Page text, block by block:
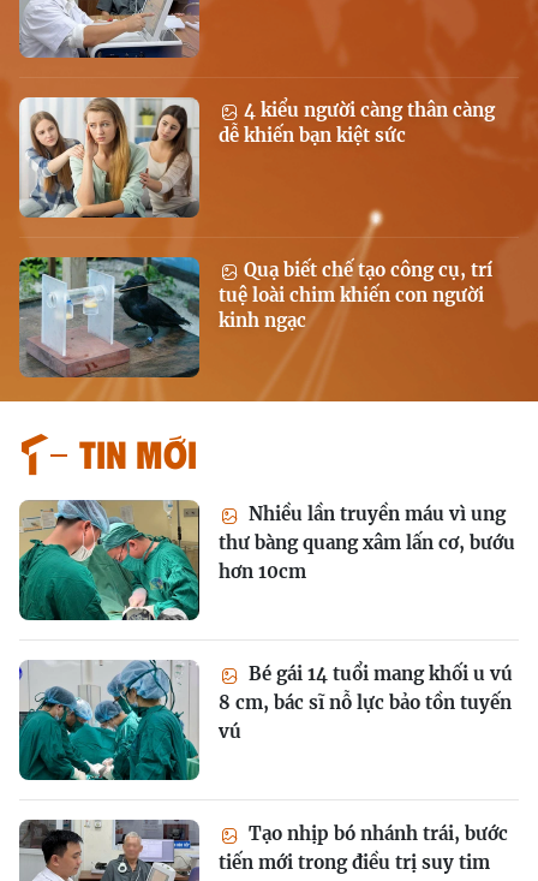
4 kiểu người càng thân càng
dễ khiến bạn kiệt sức
Quạ biết chế tạo công cụ, trí
tuệ loài chim khiến con người
kinh ngạc
Tin mới
Nhiều lần truyền máu vì ung
thư bàng quang xâm lấn cơ, bướu
hơn 10cm
Bé gái 14 tuổi mang khối u vú
8 cm, bác sĩ nỗ lực bảo tồn tuyến
vú
Tạo nhịp bó nhánh trái, bước
tiến mới trong điều trị suy tim